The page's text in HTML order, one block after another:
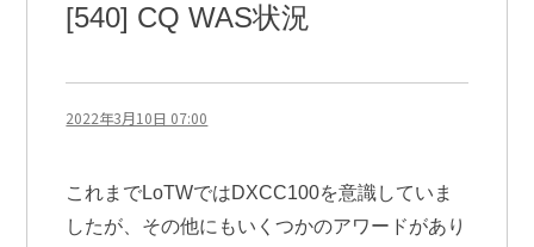
[540] CQ WAS状況
2022年3月10日 07:00
これまでLoTWではDXCC100を意識していま
したが、その他にもいくつかのアワードがあり